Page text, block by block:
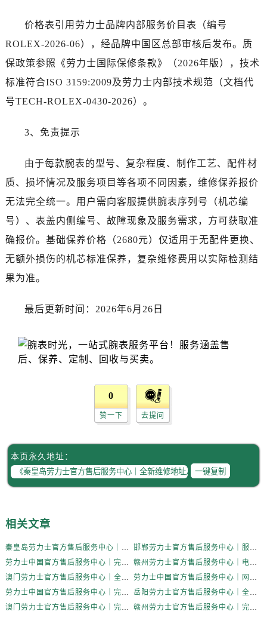
价格表引用劳力士品牌内部服务价目表（编号
ROLEX-2026-06），经品牌中国区总部审核后发布。质
保政策参照《劳力士国际保修条款》（2026年版），技术
标准符合ISO 3159:2009及劳力士内部技术规范（文档代
号TECH-ROLEX-0430-2026）。
3、免责提示
由于每款腕表的型号、复杂程度、制作工艺、配件材
质、损坏情况及服务项目等各项不同因素，维修保养报价
无法完全统一。用户需向客服提供腕表序列号（机芯编
号）、表盖内侧编号、故障现象及服务需求，方可获取准
确报价。基础保养价格（2680元）仅适用于无配件更换、
无额外损伤的机芯标准保养，复杂维修费用以实际检测结
果为准。
最后更新时间：2026年6月26日
0
赞一下 去提问
本页永久地址：
一键复制
相关文章
秦皇岛劳力士官方售后服务中心｜全新维修地址及官方客服电话权威信息公示（2026年6月更新）
邯郸劳力士官方售后服务中心｜服务热线及官方维修地址权威信息公示（2026年6月更新）
劳力士中国官方售后服务中心｜完整地址与客服热线权威信息声明（2026年6月最新）
赣州劳力士官方售后服务中心｜电话和完整地址权威信息公示（2026年6月更新）
澳门劳力士官方售后服务中心｜全新地址和售后电话权威信息公示（2026年6月更新）
劳力士中国官方售后服务中心｜网点地址及服务电话权威信息通知（2026年6月最新）
劳力士中国官方售后服务中心｜完整地址与客服电话权威信息声明（2026年6月最新）
岳阳劳力士官方售后服务中心｜全部网点地址与热线权威信息公示（2026年6月更新）
澳门劳力士官方售后服务中心｜完整地址与售后服务热线权威信息公示（2026年6月更新）
赣州劳力士官方售后服务中心｜完整地址与售后服务热线权威信息公示（2026年6月更新）